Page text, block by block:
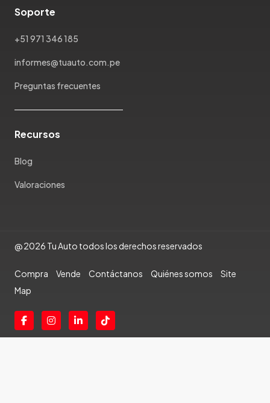
Soporte
+51 971 346 185
informes@tuauto.com.pe
Preguntas frecuentes
Recursos
Blog
Valoraciones
@ 2026 Tu Auto todos los derechos reservados
Compra Vende Contáctanos Quiénes somos
Site
Map